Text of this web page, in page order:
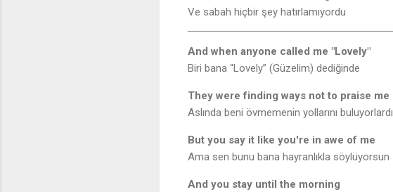
Ve sabah hiçbir şey hatırlamıyordu
And when anyone called me "Lovely"
Biri bana “Lovely” (Güzelim) dediğinde
They were finding ways not to praise me
Aslında beni övmemenin yollarını buluyorlardı
But you say it like you're in awe of me
Ama sen bunu bana hayranlıkla söylüyorsun
And you stay until the morning